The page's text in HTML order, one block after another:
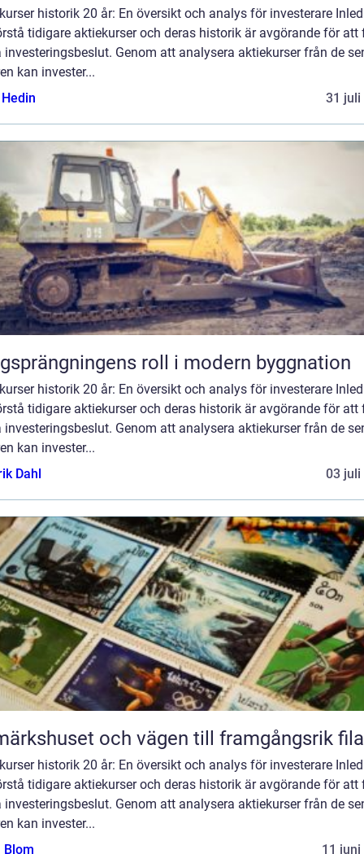
historik 20 år: En översikt och analys för investerare
tidigare aktiekurser och deras historik är avgörande för att
investeringsbeslut. Genom att analysera aktiekurser från de
kan invester...
31 juli
roll i modern byggnation
historik 20 år: En översikt och analys för investerare
tidigare aktiekurser och deras historik är avgörande för att
investeringsbeslut. Genom att analysera aktiekurser från de
kan invester...
Dahl
03 juli
och vägen till framgångsrik
historik 20 år: En översikt och analys för investerare
tidigare aktiekurser och deras historik är avgörande för att
investeringsbeslut. Genom att analysera aktiekurser från de
kan invester...
Blom
11 juni